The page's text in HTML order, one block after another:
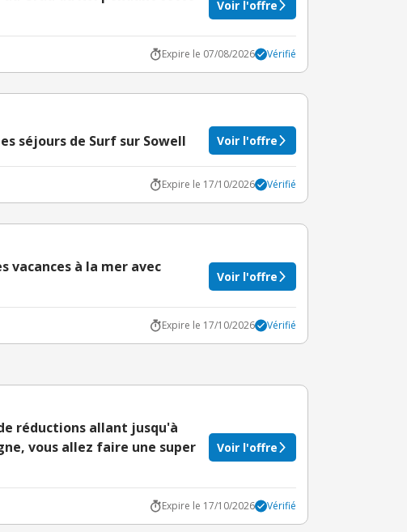
Voir l'offre
Expire le 07/08/2026 Vérifié
séjours de Surf sur Sowell Voir l'offre
Expire le 17/10/2026 Vérifié
vacances à la mer avec
Voir l'offre
Expire le 17/10/2026 Vérifié
réductions allant jusqu'à
vous allez faire une super
Voir l'offre
Expire le 17/10/2026 Vérifié